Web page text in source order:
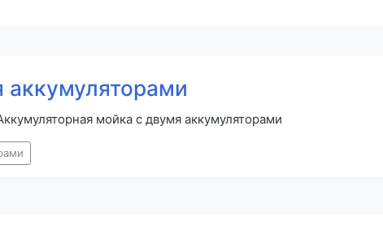
аккумуляторами
мойка с двумя аккумуляторами